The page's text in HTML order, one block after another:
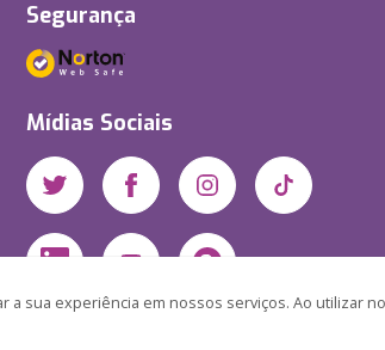
sua experiência em nossos serviços. Ao utilizar
Segurança
Mídias Sociais